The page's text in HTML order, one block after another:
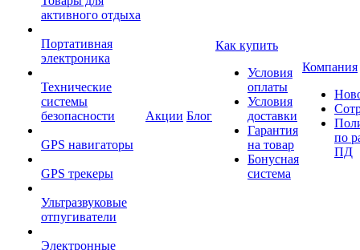
активного отдыха
Портативная
электроника
Технические
системы
безопасности
GPS навигаторы
GPS трекеры
Ультразвуковые
отпугиватели
Электронные
Акции Блог
Как купить
Условия
оплаты
Условия
доставки
Гарантия
на товар
Бонусная
система
Компания
по
ПД